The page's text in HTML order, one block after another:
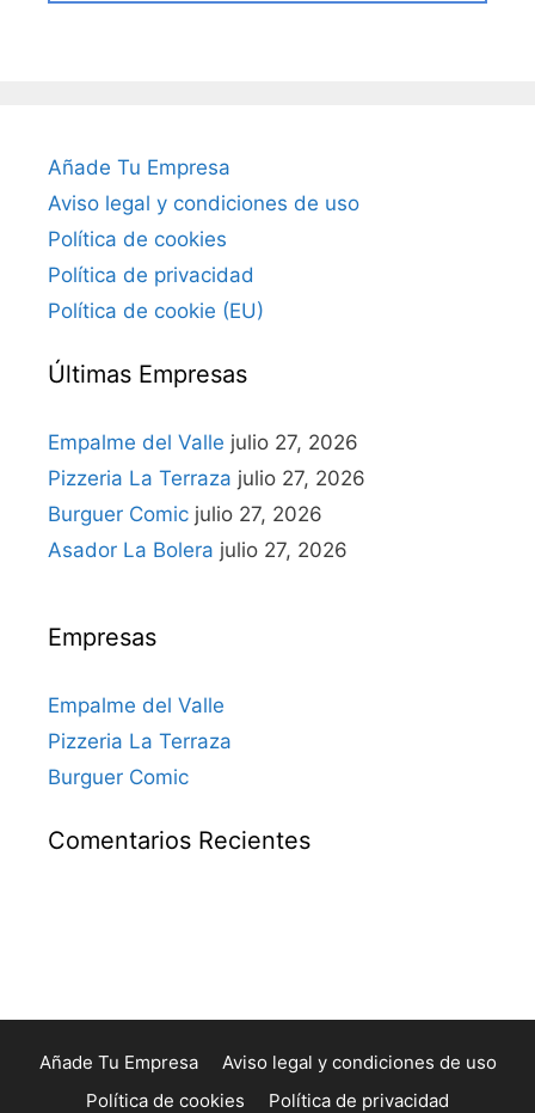
Añade Tu Empresa
Aviso legal y condiciones de uso
Política de cookies
Política de privacidad
Política de cookie (EU)
Últimas Empresas
Empalme del Valle julio 27, 2026
Pizzeria La Terraza julio 27, 2026
Burguer Comic julio 27, 2026
Asador La Bolera julio 27, 2026
Empresas
Empalme del Valle
Pizzeria La Terraza
Burguer Comic
Comentarios Recientes
Añade Tu Empresa
Aviso legal y condiciones de uso
Política de cookies
Política de privacidad